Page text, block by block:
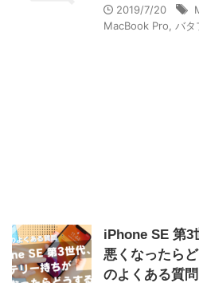
2019/7/20
MacBook Pro
バタ
iPhone SE 第3
悪くなったら
のよくある質問